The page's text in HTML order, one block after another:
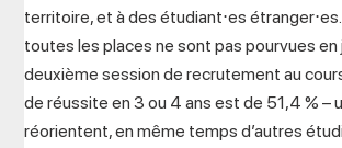
territoire, et à des étudiant⋅es
toutes les places ne sont pas pourvues en
deuxième session de recrutement au
de réussite en 3 ou 4 ans est de 51,4 % –
réorientent, en même temps d’autres